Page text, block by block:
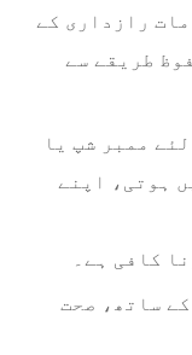
رازداری کے
طریقے سے
ممبر شپ یا
ہوتی، اپنے
کافی ہے۔
کے ساتھ، صحت